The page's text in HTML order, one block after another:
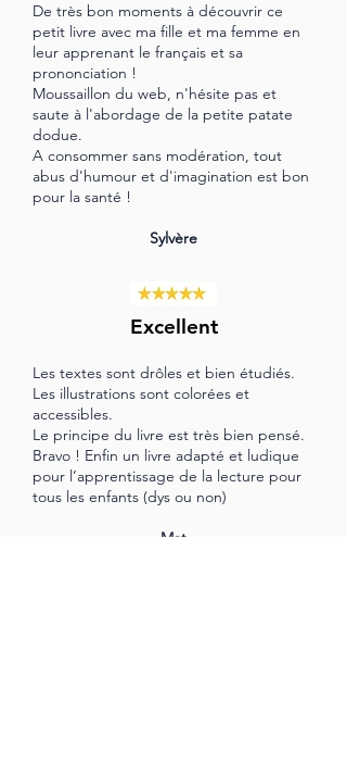
De très bon moments à découvrir ce
petit livre avec ma fille et ma femme en
leur apprenant le français et sa
prononciation !
Moussaillon du web, n'hésite pas et
saute à l'abordage de la petite patate
dodue.
A consommer sans modération, tout
abus d'humour et d'imagination est bon
pour la santé !
Sylvère
Excellent
Les textes sont drôles et bien étudiés.
Les illustrations sont colorées et
accessibles.
Le principe du livre est très bien pensé.
Bravo ! Enfin un livre adapté et ludique
pour l’apprentissage de la lecture pour
tous les enfants (dys ou non)
Mat